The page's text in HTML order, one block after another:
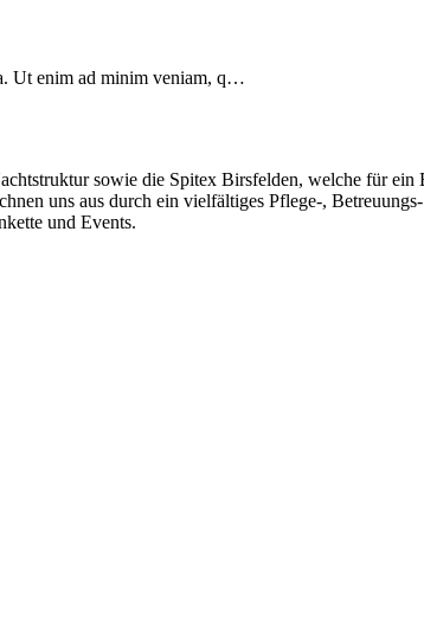
Ut enim ad minim veniam, q…
sowie die Spitex Birsfelden, welche für ein
uns aus durch ein vielfältiges Pflege-,
und Events.